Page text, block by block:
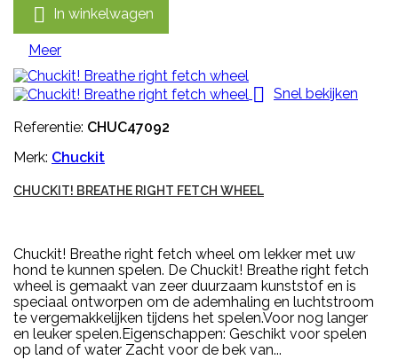
 In winkelwagen
Meer
 Snel bekijken
Referentie: CHUC47092
Merk: Chuckit
CHUCKIT! BREATHE RIGHT FETCH WHEEL
Chuckit! Breathe right fetch wheel om lekker met uw
hond te kunnen spelen. De Chuckit! Breathe right fetch
wheel is gemaakt van zeer duurzaam kunststof en is
speciaal ontworpen om de ademhaling en luchtstroom
te vergemakkelijken tijdens het spelen.Voor nog langer
en leuker spelen.Eigenschappen: Geschikt voor spelen
op land of water Zacht voor de bek van...